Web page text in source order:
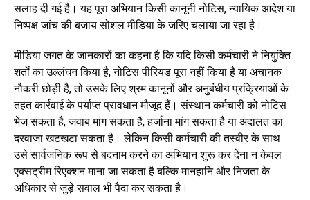
सलाह दी गई है। यह पूरा अभियान किसी कानूनी नोटिस, न्यायिक आदेश या
निष्पक्ष जांच की बजाय सोशल मीडिया के जरिए चलाया जा रहा है।
मीडिया जगत के जानकारों का कहना है कि यदि किसी कर्मचारी ने नियुक्ति
शर्तों का उल्लंघन किया है, नोटिस पीरियड पूरा नहीं किया है या अचानक
नौकरी छोड़ी है, तो उसके लिए श्रम कानूनों और अनुबंधीय प्रक्रियाओं के
तहत कार्रवाई के पर्याप्त प्रावधान मौजूद हैं। संस्थान कर्मचारी को नोटिस
भेज सकता है, जवाब मांग सकता है, हर्जाना मांग सकता है या अदालत का
दरवाजा खटखटा सकता है। लेकिन किसी कर्मचारी की तस्वीर के साथ
उसे सार्वजनिक रूप से बदनाम करने का अभियान शुरू कर देना न केवल
एक्सट्रीम रिएक्शन माना जा सकता है बल्कि मानहानि और निजता के
अधिकार से जुड़े सवाल भी पैदा कर सकता है।